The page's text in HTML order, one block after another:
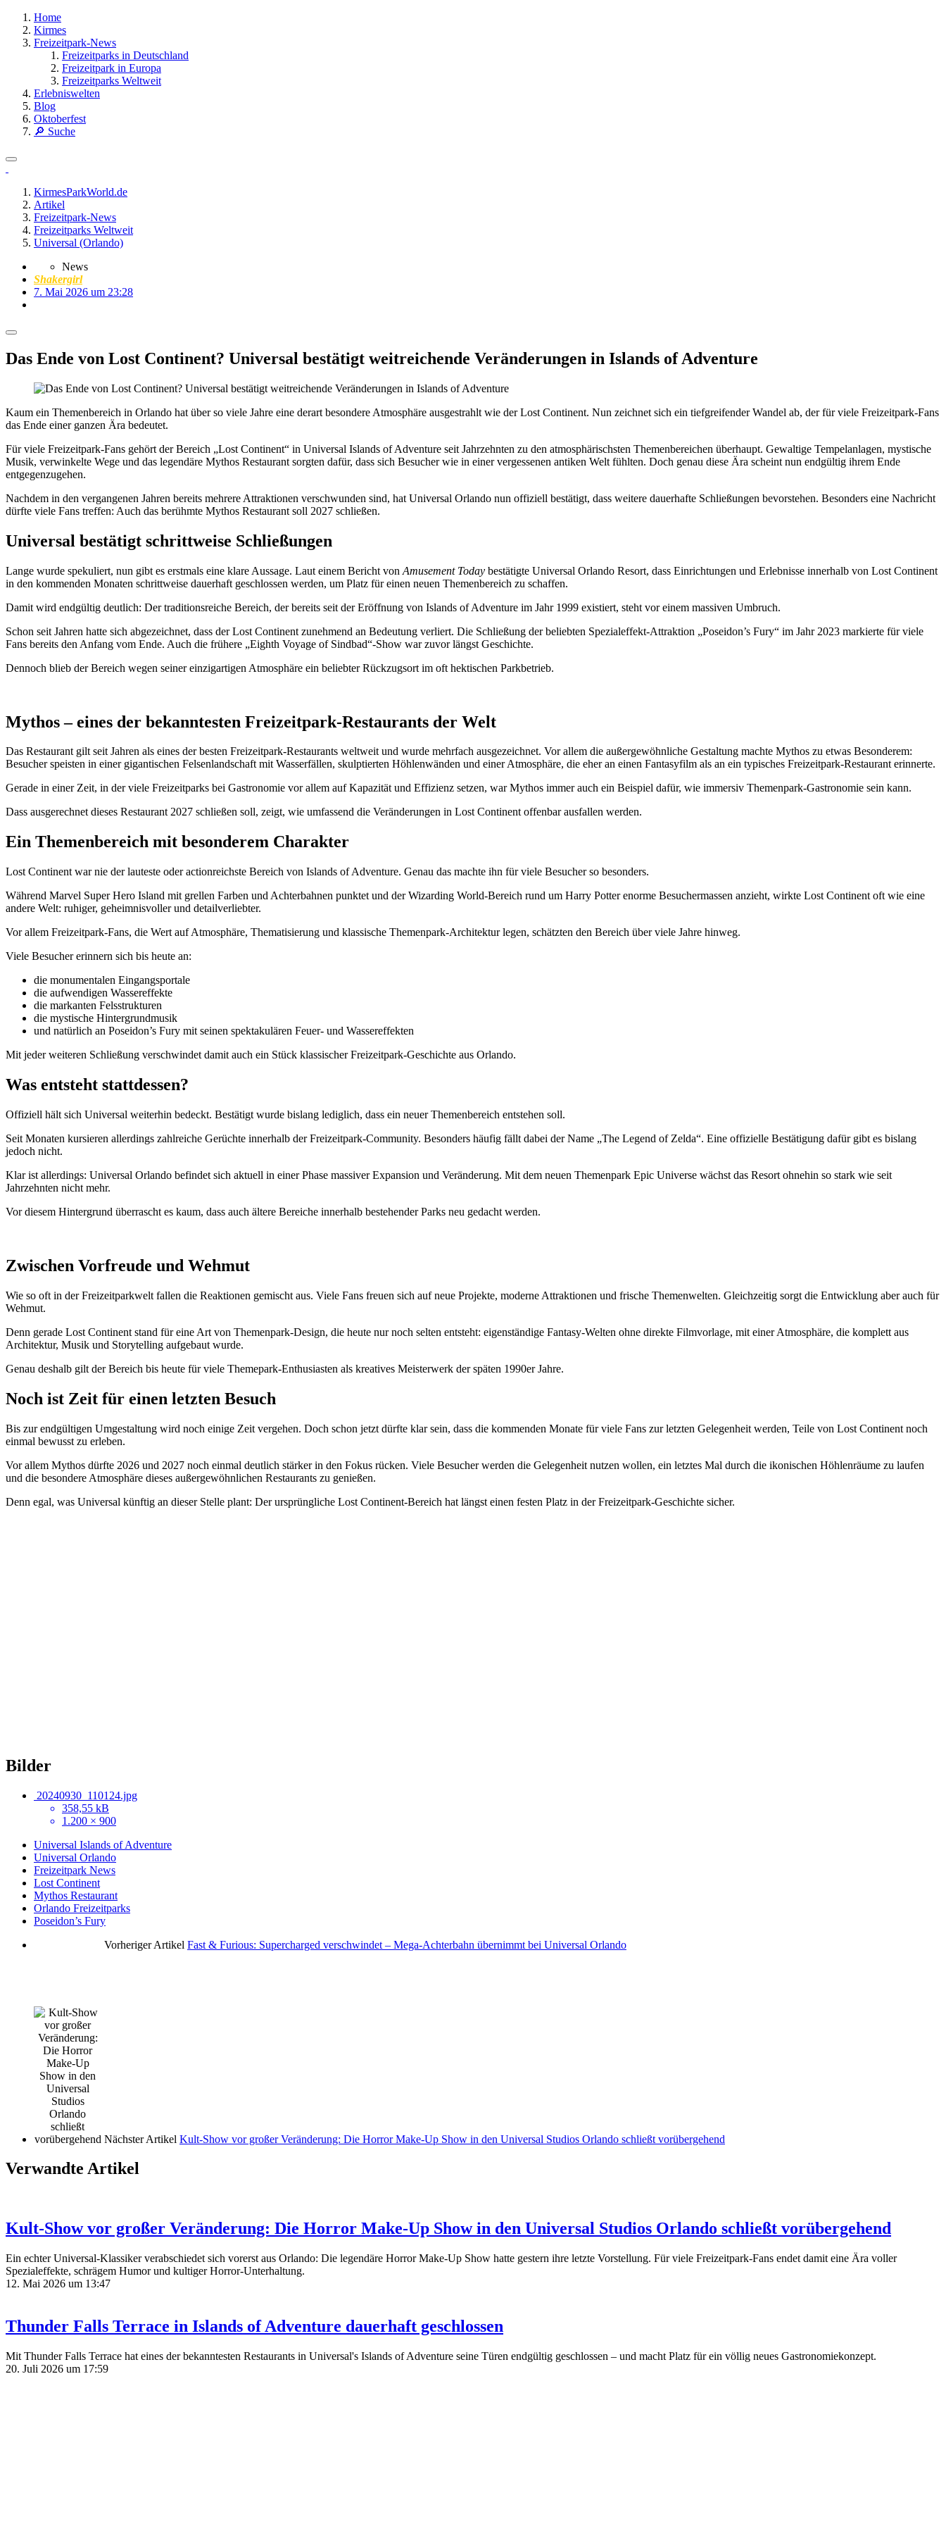
Home
Kirmes
Freizeitpark-News
Freizeitparks in Deutschland
Freizeitpark in Europa
Freizeitparks Weltweit
Erlebniswelten
Blog
Oktoberfest
🔎 Suche
KirmesParkWorld.de
Artikel
Freizeitpark-News
Freizeitparks Weltweit
Universal (Orlando)
News
Shakergirl
7. Mai 2026 um 23:28
Das Ende von Lost Continent? Universal bestätigt weitreichende Veränderungen in Islands of Adventure
Kaum ein Themenbereich in Orlando hat über so viele Jahre eine derart besondere Atmosphäre ausgestrahlt wie der Lost Continent. Nun zeichnet sich ein tiefgreifender Wandel ab, der für viele Freizeitpark-Fans
das Ende einer ganzen Ära bedeutet.
Für viele Freizeitpark-Fans gehört der Bereich „Lost Continent“ in Universal Islands of Adventure seit Jahrzehnten zu den atmosphärischsten Themenbereichen überhaupt. Gewaltige Tempelanlagen, mystische
Musik, verwinkelte Wege und das legendäre Mythos Restaurant sorgten dafür, dass sich Besucher wie in einer vergessenen antiken Welt fühlten. Doch genau diese Ära scheint nun endgültig ihrem Ende
entgegenzugehen.
Nachdem in den vergangenen Jahren bereits mehrere Attraktionen verschwunden sind, hat Universal Orlando nun offiziell bestätigt, dass weitere dauerhafte Schließungen bevorstehen. Besonders eine Nachricht
dürfte viele Fans treffen: Auch das berühmte Mythos Restaurant soll 2027 schließen.
Universal bestätigt schrittweise Schließungen
Lange wurde spekuliert, nun gibt es erstmals eine klare Aussage. Laut einem Bericht von Amusement Today bestätigte Universal Orlando Resort, dass Einrichtungen und Erlebnisse innerhalb von Lost Continent
in den kommenden Monaten schrittweise dauerhaft geschlossen werden, um Platz für einen neuen Themenbereich zu schaffen.
Damit wird endgültig deutlich: Der traditionsreiche Bereich, der bereits seit der Eröffnung von Islands of Adventure im Jahr 1999 existiert, steht vor einem massiven Umbruch.
Schon seit Jahren hatte sich abgezeichnet, dass der Lost Continent zunehmend an Bedeutung verliert. Die Schließung der beliebten Spezialeffekt-Attraktion „Poseidon’s Fury“ im Jahr 2023 markierte für viele
Fans bereits den Anfang vom Ende. Auch die frühere „Eighth Voyage of Sindbad“-Show war zuvor längst Geschichte.
Dennoch blieb der Bereich wegen seiner einzigartigen Atmosphäre ein beliebter Rückzugsort im oft hektischen Parkbetrieb.
Mythos – eines der bekanntesten Freizeitpark-Restaurants der Welt
Das Restaurant gilt seit Jahren als eines der besten Freizeitpark-Restaurants weltweit und wurde mehrfach ausgezeichnet. Vor allem die außergewöhnliche Gestaltung machte Mythos zu etwas Besonderem:
Besucher speisten in einer gigantischen Felsenlandschaft mit Wasserfällen, skulptierten Höhlenwänden und einer Atmosphäre, die eher an einen Fantasyfilm als an ein typisches Freizeitpark-Restaurant erinnerte.
Gerade in einer Zeit, in der viele Freizeitparks bei Gastronomie vor allem auf Kapazität und Effizienz setzen, war Mythos immer auch ein Beispiel dafür, wie immersiv Themenpark-Gastronomie sein kann.
Dass ausgerechnet dieses Restaurant 2027 schließen soll, zeigt, wie umfassend die Veränderungen in Lost Continent offenbar ausfallen werden.
Ein Themenbereich mit besonderem Charakter
Lost Continent war nie der lauteste oder actionreichste Bereich von Islands of Adventure. Genau das machte ihn für viele Besucher so besonders.
Während Marvel Super Hero Island mit grellen Farben und Achterbahnen punktet und der Wizarding World-Bereich rund um Harry Potter enorme Besuchermassen anzieht, wirkte Lost Continent oft wie eine
andere Welt: ruhiger, geheimnisvoller und detailverliebter.
Vor allem Freizeitpark-Fans, die Wert auf Atmosphäre, Thematisierung und klassische Themenpark-Architektur legen, schätzten den Bereich über viele Jahre hinweg.
Viele Besucher erinnern sich bis heute an:
die monumentalen Eingangsportale
die aufwendigen Wassereffekte
die markanten Felsstrukturen
die mystische Hintergrundmusik
und natürlich an Poseidon’s Fury mit seinen spektakulären Feuer- und Wassereffekten
Mit jeder weiteren Schließung verschwindet damit auch ein Stück klassischer Freizeitpark-Geschichte aus Orlando.
Was entsteht stattdessen?
Offiziell hält sich Universal weiterhin bedeckt. Bestätigt wurde bislang lediglich, dass ein neuer Themenbereich entstehen soll.
Seit Monaten kursieren allerdings zahlreiche Gerüchte innerhalb der Freizeitpark-Community. Besonders häufig fällt dabei der Name „The Legend of Zelda“. Eine offizielle Bestätigung dafür gibt es bislang
jedoch nicht.
Klar ist allerdings: Universal Orlando befindet sich aktuell in einer Phase massiver Expansion und Veränderung. Mit dem neuen Themenpark Epic Universe wächst das Resort ohnehin so stark wie seit
Jahrzehnten nicht mehr.
Vor diesem Hintergrund überrascht es kaum, dass auch ältere Bereiche innerhalb bestehender Parks neu gedacht werden.
Zwischen Vorfreude und Wehmut
Wie so oft in der Freizeitparkwelt fallen die Reaktionen gemischt aus. Viele Fans freuen sich auf neue Projekte, moderne Attraktionen und frische Themenwelten. Gleichzeitig sorgt die Entwicklung aber auch für
Wehmut.
Denn gerade Lost Continent stand für eine Art von Themenpark-Design, die heute nur noch selten entsteht: eigenständige Fantasy-Welten ohne direkte Filmvorlage, mit einer Atmosphäre, die komplett aus
Architektur, Musik und Storytelling aufgebaut wurde.
Genau deshalb gilt der Bereich bis heute für viele Themepark-Enthusiasten als kreatives Meisterwerk der späten 1990er Jahre.
Noch ist Zeit für einen letzten Besuch
Bis zur endgültigen Umgestaltung wird noch einige Zeit vergehen. Doch schon jetzt dürfte klar sein, dass die kommenden Monate für viele Fans zur letzten Gelegenheit werden, Teile von Lost Continent noch
einmal bewusst zu erleben.
Vor allem Mythos dürfte 2026 und 2027 noch einmal deutlich stärker in den Fokus rücken. Viele Besucher werden die Gelegenheit nutzen wollen, ein letztes Mal durch die ikonischen Höhlenräume zu laufen
und die besondere Atmosphäre dieses außergewöhnlichen Restaurants zu genießen.
Denn egal, was Universal künftig an dieser Stelle plant: Der ursprüngliche Lost Continent-Bereich hat längst einen festen Platz in der Freizeitpark-Geschichte sicher.
Bilder
20240930_110124.jpg
358,55 kB
1.200 × 900
Universal Islands of Adventure
Universal Orlando
Freizeitpark News
Lost Continent
Mythos Restaurant
Orlando Freizeitparks
Poseidon’s Fury
Vorheriger Artikel Fast & Furious: Supercharged verschwindet – Mega-Achterbahn übernimmt bei Universal Orlando
Nächster Artikel Kult-Show vor großer Veränderung: Die Horror Make-Up Show in den Universal Studios Orlando schließt vorübergehend
Verwandte Artikel
Kult-Show vor großer Veränderung: Die Horror Make-Up Show in den Universal Studios Orlando schließt vorübergehend
Ein echter Universal-Klassiker verabschiedet sich vorerst aus Orlando: Die legendäre Horror Make-Up Show hatte gestern ihre letzte Vorstellung. Für viele Freizeitpark-Fans endet damit eine Ära voller
Spezialeffekte, schrägem Humor und kultiger Horror-Unterhaltung.
12. Mai 2026 um 13:47
Thunder Falls Terrace in Islands of Adventure dauerhaft geschlossen
Mit Thunder Falls Terrace hat eines der bekanntesten Restaurants in Universal's Islands of Adventure seine Türen endgültig geschlossen – und macht Platz für ein völlig neues Gastronomiekonzept.
20. Juli 2026 um 17:59